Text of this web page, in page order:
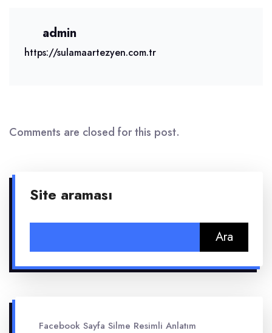
admin
https://sulamaartezyen.com.tr
Comments are closed for this post.
Site araması
Facebook Sayfa Silme Resimli Anlatım